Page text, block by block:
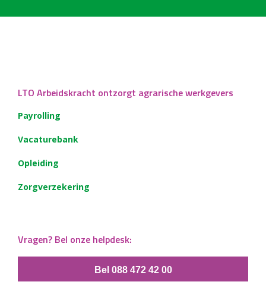
LTO Arbeidskracht ontzorgt agrarische werkgevers
Payrolling
Vacaturebank
Opleiding
Zorgverzekering
Vragen? Bel onze helpdesk:
Bel 088 472 42 00